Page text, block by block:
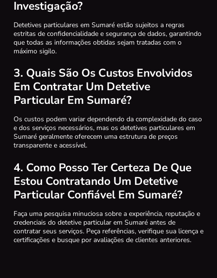
Investigação?
Detetives particulares em Sumaré estão sujeitos a regras
estritas de confidencialidade e segurança de dados, garantindo
que todas as informações obtidas sejam tratadas com o
máximo sigilo.
3. Quais São Os Custos Envolvidos
Em Contratar Um Detetive
Particular Em Sumaré?
Os custos podem variar dependendo da complexidade do caso
e dos serviços necessários, mas os detetives particulares em
Sumaré geralmente oferecem uma estrutura de preços
transparente e acessível.
4. Como Posso Ter Certeza De Que
Estou Contratando Um Detetive
Particular Confiável Em Sumaré?
Faça uma pesquisa minuciosa sobre a experiência, reputação e
credenciais do detetive particular em Sumaré antes de
contratar seus serviços. Peça referências, verifique sua licença e
certificações e busque por avaliações de clientes anteriores.